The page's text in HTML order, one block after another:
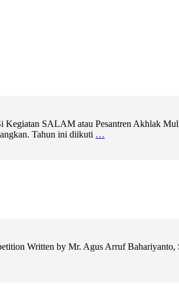
Kegiatan SALAM atau Pesantren Akhlak
Tahun ini diikuti …
Written by Mr. Agus Arruf